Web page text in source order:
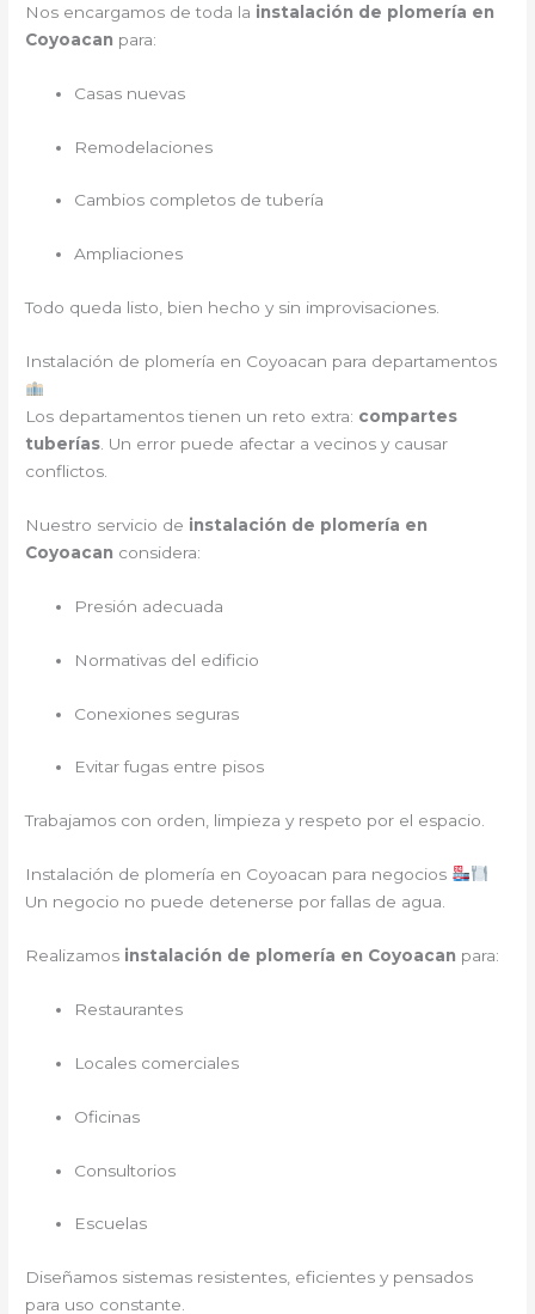
Nos encargamos de toda la instalación de plomería en
Coyoacan para:
Casas nuevas
Remodelaciones
Cambios completos de tubería
Ampliaciones
Todo queda listo, bien hecho y sin improvisaciones.
Instalación de plomería en Coyoacan para departamentos
Los departamentos tienen un reto extra: compartes
tuberías . Un error puede afectar a vecinos y causar
conflictos.
Nuestro servicio de instalación de plomería en
Coyoacan considera:
Presión adecuada
Normativas del edificio
Conexiones seguras
Evitar fugas entre pisos
Trabajamos con orden, limpieza y respeto por el espacio.
Instalación de plomería en Coyoacan para negocios
Un negocio no puede detenerse por fallas de agua.
Realizamos instalación de plomería en Coyoacan para:
Restaurantes
Locales comerciales
Oficinas
Consultorios
Escuelas
Diseñamos sistemas resistentes, eficientes y pensados
para uso constante.